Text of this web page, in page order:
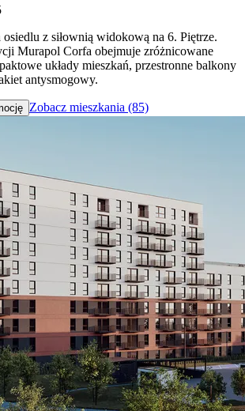
osiedlu z siłownią widokową na 6. Piętrze.
Murapol Corfa obejmuje zróżnicowane
układy mieszkań, przestronne balkony
antysmogowy.
Zobacz mieszkania (85)